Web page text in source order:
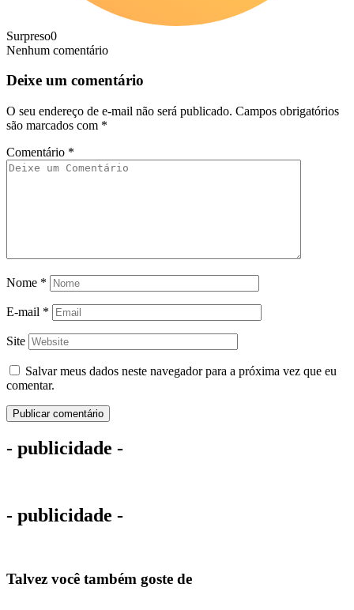
Surpreso0
Nenhum comentário
Deixe um comentário
O seu endereço de e-mail não será publicado. Campos obrigatórios
são marcados com *
Comentário *
Nome *
E-mail *
Site
Salvar meus dados neste navegador para a próxima vez que eu
comentar.
- publicidade -
- publicidade -
Talvez você também goste de